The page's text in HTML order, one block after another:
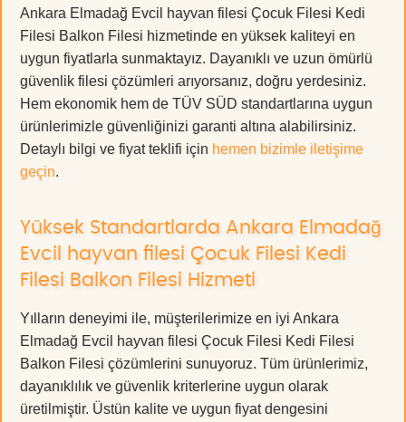
Ankara Elmadağ Evcil hayvan filesi Çocuk Filesi Kedi
Filesi Balkon Filesi hizmetinde en yüksek kaliteyi en
uygun fiyatlarla sunmaktayız. Dayanıklı ve uzun ömürlü
güvenlik filesi çözümleri arıyorsanız, doğru yerdesiniz.
Hem ekonomik hem de TÜV SÜD standartlarına uygun
ürünlerimizle güvenliğinizi garanti altına alabilirsiniz.
Detaylı bilgi ve fiyat teklifi için hemen bizimle iletişime
geçin.
Yüksek Standartlarda Ankara Elmadağ
Evcil hayvan filesi Çocuk Filesi Kedi
Filesi Balkon Filesi Hizmeti
Yılların deneyimi ile, müşterilerimize en iyi Ankara
Elmadağ Evcil hayvan filesi Çocuk Filesi Kedi Filesi
Balkon Filesi çözümlerini sunuyoruz. Tüm ürünlerimiz,
dayanıklılık ve güvenlik kriterlerine uygun olarak
üretilmiştir. Üstün kalite ve uygun fiyat dengesini